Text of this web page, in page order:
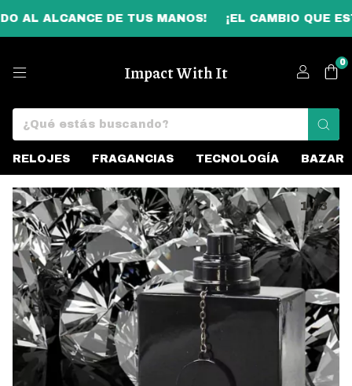
ALCANCE DE TUS MANOS! ¡EL CAMBIO QUE
Impact With It 0
RELOJES FRAGANCIAS TECNOLOGÍA BAZAR
1/3